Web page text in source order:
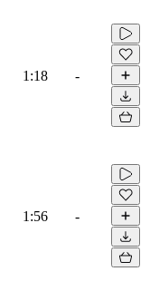
1:18 -
1:56 -